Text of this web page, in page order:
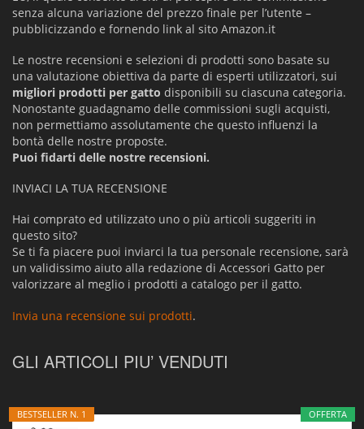
senza alcuna variazione del prezzo finale per l’utente –
pubblicizzando e fornendo link al sito Amazon.it
Le nostre recensioni e selezioni di prodotti sono basate su
una valutazione obiettiva da parte di esperti utilizzatori, sui
migliori prodotti per gatto disponibili su ciascuna categoria.
Nonostante guadagnamo delle commissioni sugli acquisti,
non permettiamo assolutamente che questo influenzi la
bontà delle nostre proposte.
Puoi fidarti delle nostre recensioni.
INVIACI LA TUA RECENSIONE
Hai comprato ed utilizzato uno o più articoli suggeriti in
questo sito?
Se ti fa piacere puoi inviarci la tua personale recensione, sarà
un validissimo aiuto alla redazione di Accessori Gatto per
valorizzare al meglio i prodotti a catalogo per il gatto.
Invia una recensione sui prodotti.
GLI ARTICOLI PIU’ VENDUTI
OFFERTA
BESTSELLER N. 1